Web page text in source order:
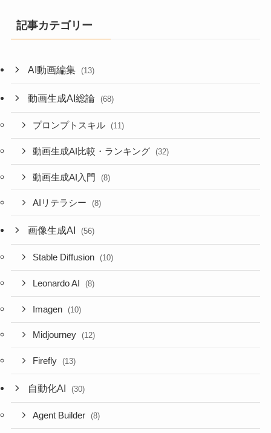
記事カテゴリー
AI動画編集 (13)
動画生成AI総論 (68)
プロンプトスキル (11)
動画生成AI比較・ランキング (32)
動画生成AI入門 (8)
AIリテラシー (8)
画像生成AI (56)
Stable Diffusion (10)
Leonardo AI (8)
Imagen (10)
Midjourney (12)
Firefly (13)
自動化AI (30)
Agent Builder (8)